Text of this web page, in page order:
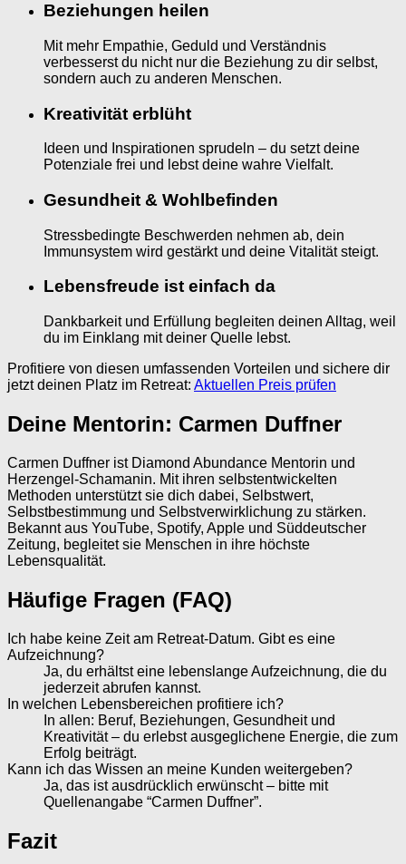
Beziehungen heilen
Mit mehr Empathie, Geduld und Verständnis
verbesserst du nicht nur die Beziehung zu dir selbst,
sondern auch zu anderen Menschen.
Kreativität erblüht
Ideen und Inspirationen sprudeln – du setzt deine
Potenziale frei und lebst deine wahre Vielfalt.
Gesundheit & Wohlbefinden
Stressbedingte Beschwerden nehmen ab, dein
Immunsystem wird gestärkt und deine Vitalität steigt.
Lebensfreude ist einfach da
Dankbarkeit und Erfüllung begleiten deinen Alltag, weil
du im Einklang mit deiner Quelle lebst.
Profitiere von diesen umfassenden Vorteilen und sichere dir
jetzt deinen Platz im Retreat: Aktuellen Preis prüfen
Deine Mentorin: Carmen Duffner
Carmen Duffner ist Diamond Abundance Mentorin und
Herzengel-Schamanin. Mit ihren selbstentwickelten
Methoden unterstützt sie dich dabei, Selbstwert,
Selbstbestimmung und Selbstverwirklichung zu stärken.
Bekannt aus YouTube, Spotify, Apple und Süddeutscher
Zeitung, begleitet sie Menschen in ihre höchste
Lebensqualität.
Häufige Fragen (FAQ)
Ich habe keine Zeit am Retreat-Datum. Gibt es eine
Aufzeichnung?
Ja, du erhältst eine lebenslange Aufzeichnung, die du
jederzeit abrufen kannst.
In welchen Lebensbereichen profitiere ich?
In allen: Beruf, Beziehungen, Gesundheit und
Kreativität – du erlebst ausgeglichene Energie, die zum
Erfolg beiträgt.
Kann ich das Wissen an meine Kunden weitergeben?
Ja, das ist ausdrücklich erwünscht – bitte mit
Quellenangabe “Carmen Duffner”.
Fazit